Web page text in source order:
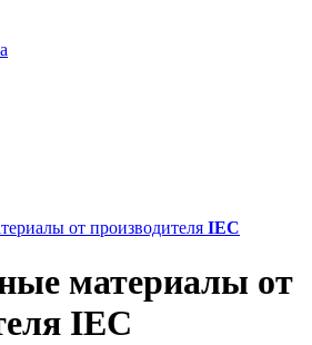
от производителя IEC
материалы от
IEC